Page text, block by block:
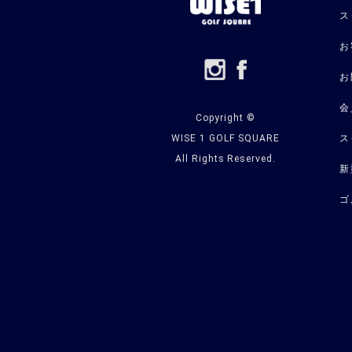
Copyright ©
WISE 1 GOLF SQUARE
All Rights Reserved.
会
新